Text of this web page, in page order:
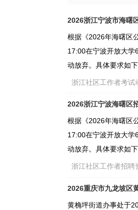
2026浙江宁波市海曙
根据《2026年海曙区
17:00在宁波开放大学
动放弃。具体要求如下
浙江社区工作者考试
2026浙江宁波海曙区
根据《2026年海曙区
17:00在宁波开放大学
动放弃。具体要求如下
浙江社区工作者招聘
2026重庆市九龙坡区
黄桷坪街道办事处于